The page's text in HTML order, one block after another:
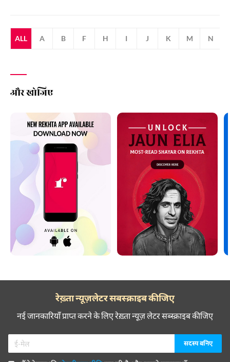
ALL A B F H I J K M N
और खोजिए
रेख़्ता न्यूज़लेटर सबस्क्राइब कीजिए
नई जानकारियाँ प्राप्त करने के लिए रेख़्ता न्यूज़ लेटर सब्स्क्राइब कीजिए